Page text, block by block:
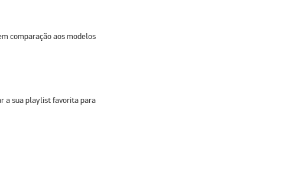
comparação aos modelos
a sua playlist favorita para